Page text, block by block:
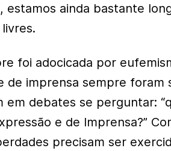
estamos ainda bastante
foi adocicada por
de imprensa sempre foram
em debates se perguntar:
e de Imprensa?”
precisam ser